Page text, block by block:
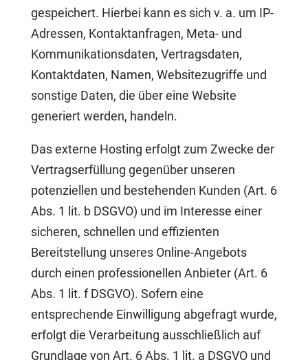
gespeichert. Hierbei kann es sich v. a. um IP-
Adressen, Kontaktanfragen, Meta- und
Kommunikationsdaten, Vertragsdaten,
Kontaktdaten, Namen, Websitezugriffe und
sonstige Daten, die über eine Website
generiert werden, handeln.
Das externe Hosting erfolgt zum Zwecke der
Vertragserfüllung gegenüber unseren
potenziellen und bestehenden Kunden (Art. 6
Abs. 1 lit. b DSGVO) und im Interesse einer
sicheren, schnellen und effizienten
Bereitstellung unseres Online-Angebots
durch einen professionellen Anbieter (Art. 6
Abs. 1 lit. f DSGVO). Sofern eine
entsprechende Einwilligung abgefragt wurde,
erfolgt die Verarbeitung ausschließlich auf
Grundlage von Art. 6 Abs. 1 lit. a DSGVO und